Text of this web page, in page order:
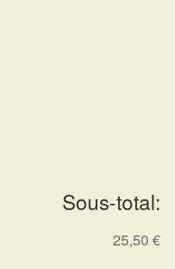
Sous-total:
25,50 €